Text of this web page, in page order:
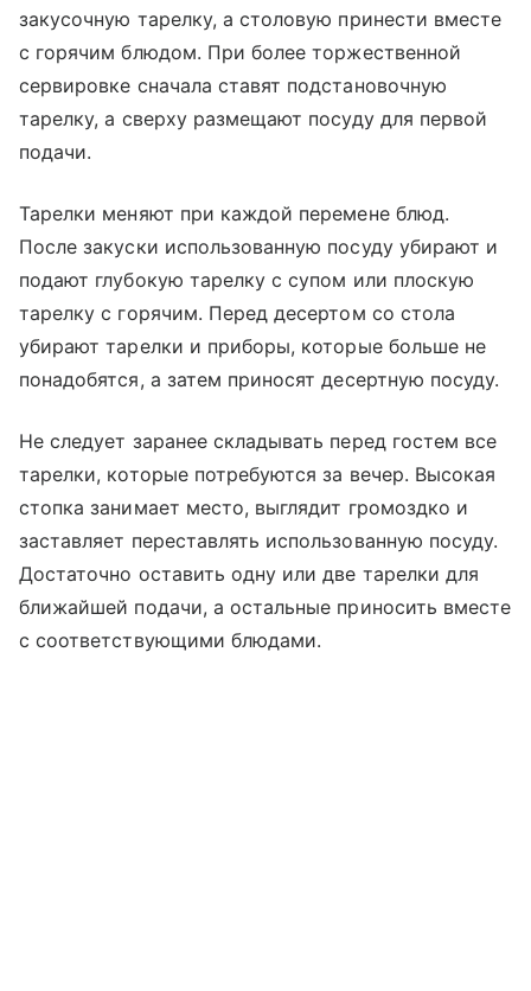
закусочную тарелку, а столовую принести вместе
с горячим блюдом. При более торжественной
сервировке сначала ставят подстановочную
тарелку, а сверху размещают посуду для первой
подачи.
Тарелки меняют при каждой перемене блюд.
После закуски использованную посуду убирают и
подают глубокую тарелку с супом или плоскую
тарелку с горячим. Перед десертом со стола
убирают тарелки и приборы, которые больше не
понадобятся, а затем приносят десертную посуду.
Не следует заранее складывать перед гостем все
тарелки, которые потребуются за вечер. Высокая
стопка занимает место, выглядит громоздко и
заставляет переставлять использованную посуду.
Достаточно оставить одну или две тарелки для
ближайшей подачи, а остальные приносить вместе
с соответствующими блюдами.